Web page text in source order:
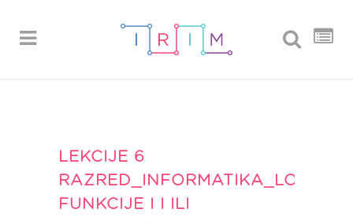
LEKCIJE 6
RAZRED_INFORMATIKA_LOGIČKE
FUNKCIJE I I ILI